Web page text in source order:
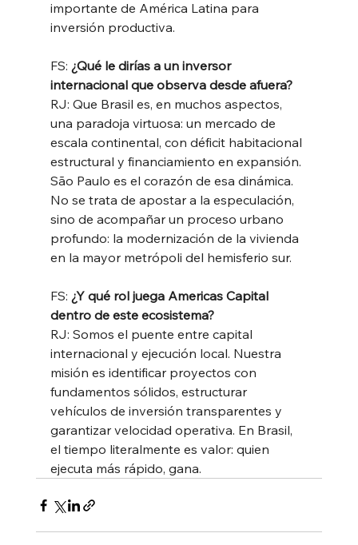
importante de América Latina para
inversión productiva.
FS: ¿Qué le dirías a un inversor
internacional que observa desde afuera?
RJ: Que Brasil es, en muchos aspectos,
una paradoja virtuosa: un mercado de
escala continental, con déficit habitacional
estructural y financiamiento en expansión.
São Paulo es el corazón de esa dinámica.
No se trata de apostar a la especulación,
sino de acompañar un proceso urbano
profundo: la modernización de la vivienda
en la mayor metrópoli del hemisferio sur.
FS: ¿Y qué rol juega Americas Capital
dentro de este ecosistema?
RJ: Somos el puente entre capital
internacional y ejecución local. Nuestra
misión es identificar proyectos con
fundamentos sólidos, estructurar
vehículos de inversión transparentes y
garantizar velocidad operativa. En Brasil,
el tiempo literalmente es valor: quien
ejecuta más rápido, gana.